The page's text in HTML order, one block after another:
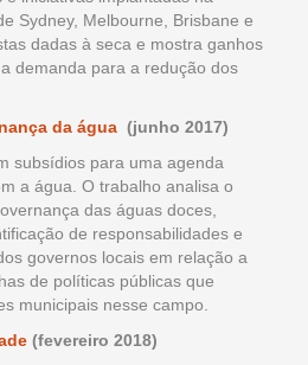
Sydney, Melbourne, Brisbane e
dadas à seca e mostra ganhos
demanda para a redução dos
da água (junho 2017)
subsídios para uma agenda
a água. O trabalho analisa o
das águas doces,
de responsabilidades e
governos locais em relação a
de políticas públicas que
municipais nesse campo.
(fevereiro 2018)